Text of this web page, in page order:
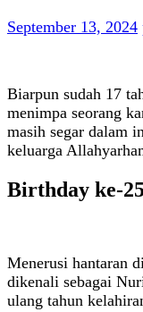
September 13, 2024
Biarpun sudah 17
menimpa seorang
masih segar dalam
keluarga
Birthday ke-
Menerusi hantaran
dikenali sebagai
ulang tahun